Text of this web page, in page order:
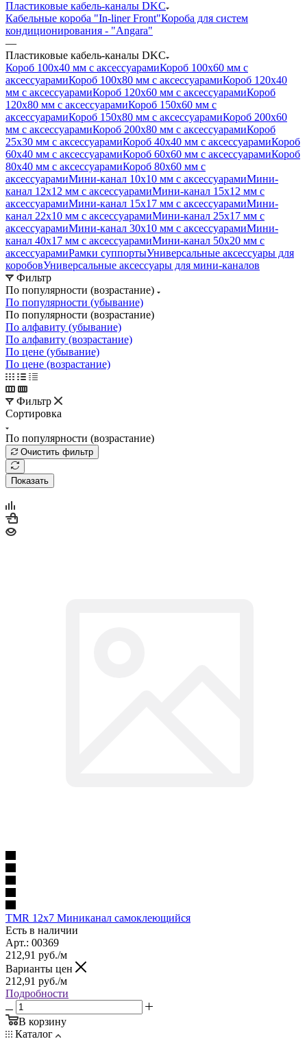
Пластиковые кабель-каналы DKC
Кабельные короба "In-liner Front"Короба для систем
кондиционирования - "Angara"
—
Пластиковые кабель-каналы DKC
Короб 100x40 мм с аксессуарамиКороб 100x60 мм с
аксессуарамиКороб 100x80 мм с аксессуарамиКороб 120x40
мм с аксессуарамиКороб 120x60 мм с аксессуарамиКороб
120x80 мм с аксессуарамиКороб 150x60 мм с
аксессуарамиКороб 150x80 мм с аксессуарамиКороб 200x60
мм с аксессуарамиКороб 200x80 мм с аксессуарамиКороб
25x30 мм с аксессуарамиКороб 40x40 мм с аксессуарамиКороб
60x40 мм с аксессуарамиКороб 60x60 мм с аксессуарамиКороб
80x40 мм с аксессуарамиКороб 80x60 мм с
аксессуарамиМини-канал 10x10 мм с аксессуарамиМини-
канал 12x12 мм с аксессуарамиМини-канал 15x12 мм с
аксессуарамиМини-канал 15x17 мм с аксессуарамиМини-
канал 22x10 мм с аксессуарамиМини-канал 25x17 мм с
аксессуарамиМини-канал 30x10 мм с аксессуарамиМини-
канал 40x17 мм с аксессуарамиМини-канал 50x20 мм с
аксессуарамиРамки суппортыУниверсальные аксессуары для
коробовУниверсальные аксессуары для мини-каналов
Фильтр
По популярности (возрастание)
По популярности (убывание)
По популярности (возрастание)
По алфавиту (убывание)
По алфавиту (возрастание)
По цене (убывание)
По цене (возрастание)
Фильтр
Сортировка
По популярности (возрастание)
Очистить фильтр
Показать
TMR 12x7 Миниканал самоклеющийся
Есть в наличии
Арт.: 00369
212,91 руб./м
Варианты цен
212,91 руб./м
Подробности
В корзину
Каталог